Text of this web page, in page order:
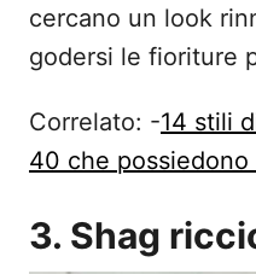
cercano un look
godersi le fioriture
Correlato: -14 stili
40 che possiedono
3. Shag